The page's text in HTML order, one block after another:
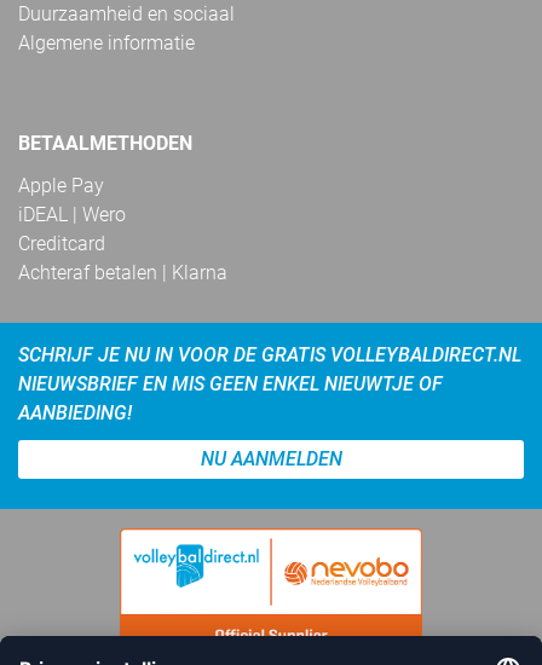
Duurzaamheid en sociaal
Algemene informatie
BETAALMETHODEN
Apple Pay
iDEAL | Wero
Creditcard
Achteraf betalen | Klarna
SCHRIJF JE NU IN VOOR DE GRATIS VOLLEYBALDIRECT.NL
NIEUWSBRIEF EN MIS GEEN ENKEL NIEUWTJE OF
AANBIEDING!
NU AANMELDEN